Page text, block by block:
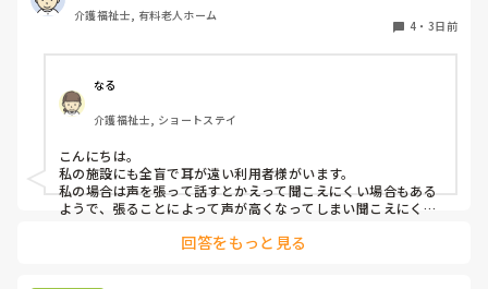
聞き取れると安心していただける方なので何とか理解しても
かり、痛めてしまうことがあります。
みなさんの職場で、このような方と関わる際に工夫している
ことや、喉に負担をかけずに意思疎通ができる良い方法など
よろしくお願いします。
介護福祉士, 有料老人ホーム
4 ・ 3日前
なる
介護福祉士, ショートステイ
こんにちは。
私の施設にも全盲で耳が遠い利用者様がいます。
私の場合は声を張って話すとかえって聞こえにくい場合もある
ようで、張ることによって声が高くなってしまい聞こえにくい
回答をもっと見る